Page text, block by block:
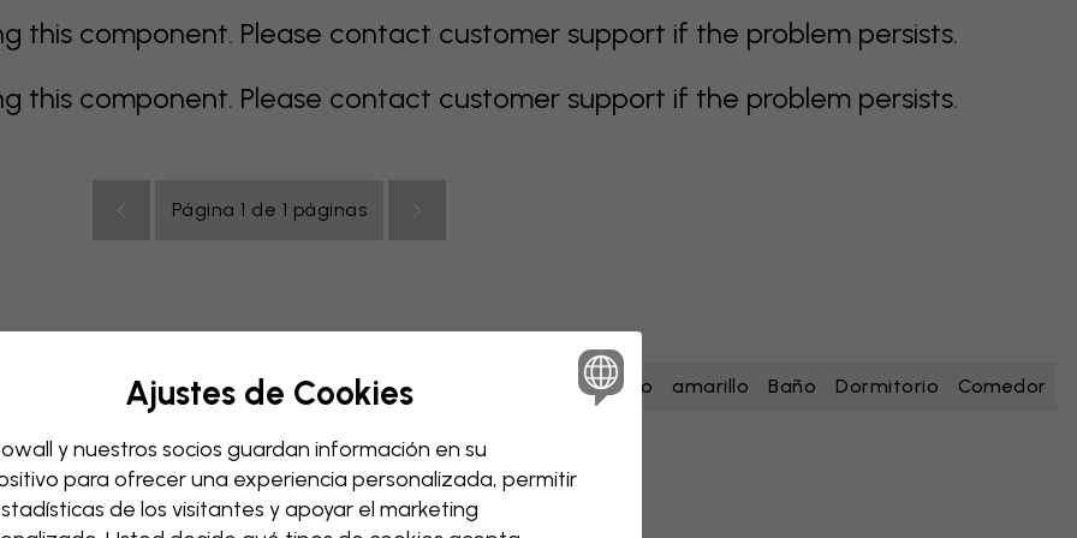
this component. Please contact customer support if the problem persists.
this component. Please contact customer support if the problem persists.
Página 1 de 1 páginas
coloridos naranja rosa púrpura blanco amarillo Baño Dormitorio Comedor
Ajustes de Cookies
y nuestros socios guardan información en su
para ofrecer una experiencia personalizada, permitir
de los visitantes y apoyar el marketing